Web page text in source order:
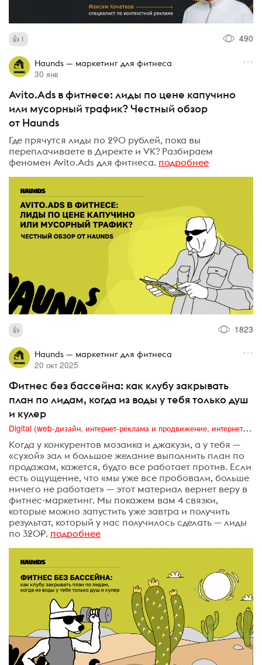
1 490
Haunds — маркетинг для фитнеса
30 янв
Avito.Ads в фитнесе: лиды по цене капучино
или мусорный трафик? Честный обзор
от Haunds
Где прячутся лиды по 290 рублей, пока вы
переплачиваете в Директе и VK? Разбираем
феномен Avito.Ads для фитнеса. подробнее
1823
Haunds — маркетинг для фитнеса
20 окт 2025
Фитнес без бассейна: как клубу закрывать
план по лидам, когда из воды у тебя только душ
и кулер
Digital (web-дизайн, интернет-реклама и продвижение, интернет-сообщества и блоги, интернет-коммуникации, мобильный маркетинг, реклама на цифровых экранах)
Когда у конкурентов мозаика и джакузи, а у тебя —
«сухой» зал и большое желание выполнить план по
продажам, кажется, будто все работает против. Если
есть ощущение, что «мы уже все пробовали, больше
ничего не работает» — этот материал вернет веру в
фитнес-маркетинг. Мы покажем вам 4 связки,
которые можно запустить уже завтра и получить
результат, который у нас получилось сделать — лиды
по 320₽. подробнее